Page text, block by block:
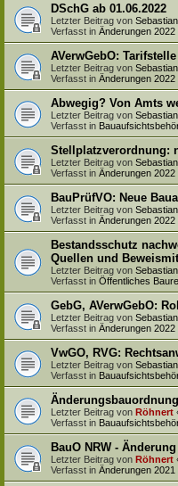
DSchG ab 01.06.2022
Letzter Beitrag von
Verfasst in Änderungen 2022
AVerwGebO:
Letzter Beitrag von
Verfasst in Änderungen 2022
Abwegig? Von Amts
Letzter Beitrag von
Verfasst in
Stellplatzverordnung:
Letzter Beitrag von
Verfasst in Änderungen 2022
BauPrüfVO: Neue
Letzter Beitrag von
Verfasst in Änderungen 2022
Bestandsschutz
Quellen und
Letzter Beitrag von
Verfasst in Öffentliches
GebG, AVerwGebO:
Letzter Beitrag von
Verfasst in Änderungen 2022
VwGO, RVG:
Letzter Beitrag von
Verfasst in
Letzter Beitrag von Röhnert
Verfasst in
BauO NRW -
Letzter Beitrag von Röhnert
Verfasst in Änderungen 2021